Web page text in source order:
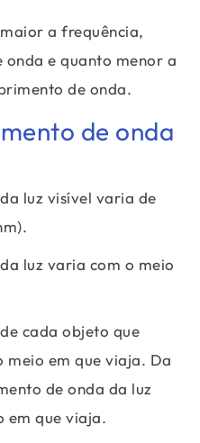
a frequência,
e quanto menor a
de onda.
de onda
luz visível varia de
luz varia com o meio
cada objeto que
em que viaja. Da
de onda da luz
em que viaja.